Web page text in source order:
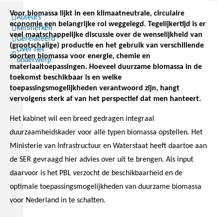
Auteurs
Kenmerken
Gerelateerd
Over het
onderwerp
Voor biomassa lijkt in een klimaatneutrale, circulaire
economie een belangrijke rol weggelegd. Tegelijkertijd is er
veel maatschappelijke discussie over de wenselijkheid van
(grootschalige) productie en het gebruik van verschillende
soorten biomassa voor energie, chemie en
materiaaltoepassingen. Hoeveel duurzame biomassa in de
toekomst beschikbaar is en welke
toepassingsmogelijkheden verantwoord zijn, hangt
vervolgens sterk af van het perspectief dat men hanteert.
Het kabinet wil een breed gedragen integraal
duurzaamheidskader voor alle typen biomassa opstellen. Het
Ministerie van Infrastructuur en Waterstaat heeft daartoe aan
de SER gevraagd hier advies over uit te brengen. Als input
daarvoor is het PBL verzocht de beschikbaarheid en de
optimale toepassingsmogelijkheden van duurzame biomassa
voor Nederland in te schatten.